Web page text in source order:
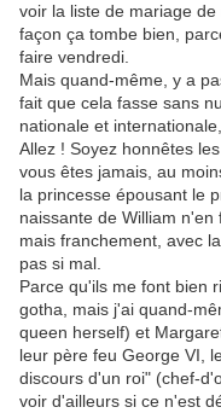
voir la liste de mariage
façon ça tombe bien,
faire vendredi.
Mais quand-même, y a
fait que cela fasse sans
nationale et
Allez ! Soyez honnêtes
vous êtes jamais, au
la princesse épousant le
naissante de William n'en
mais franchement, avec
pas si mal.
Parce qu'ils me font bien
gotha, mais j'ai quand-
queen herself) et
leur père feu George VI,
discours d'un roi" (chef-
voir d'ailleurs si ce n'est